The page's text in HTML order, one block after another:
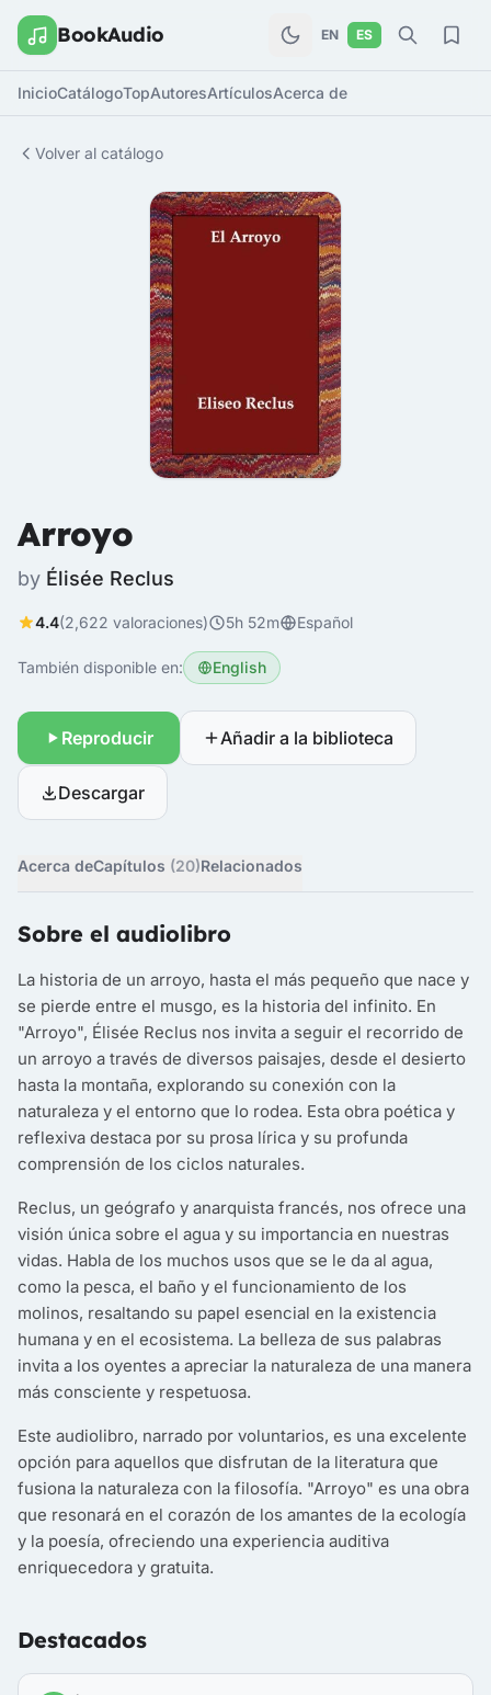
BookAudio EN ES
InicioCatálogoTopAutoresArtículosAcerca de
Volver al catálogo
Arroyo
by Élisée Reclus
4.4(2,622 valoraciones) 5h 52m Español
También disponible en: English
Reproducir Añadir a la biblioteca
Descargar
Acerca deCapítulos (20)Relacionados
Sobre el audiolibro
La historia de un arroyo, hasta el más pequeño que nace y
se pierde entre el musgo, es la historia del infinito. En
"Arroyo", Élisée Reclus nos invita a seguir el recorrido de
un arroyo a través de diversos paisajes, desde el desierto
hasta la montaña, explorando su conexión con la
naturaleza y el entorno que lo rodea. Esta obra poética y
reflexiva destaca por su prosa lírica y su profunda
comprensión de los ciclos naturales.
Reclus, un geógrafo y anarquista francés, nos ofrece una
visión única sobre el agua y su importancia en nuestras
vidas. Habla de los muchos usos que se le da al agua,
como la pesca, el baño y el funcionamiento de los
molinos, resaltando su papel esencial en la existencia
humana y en el ecosistema. La belleza de sus palabras
invita a los oyentes a apreciar la naturaleza de una manera
más consciente y respetuosa.
Este audiolibro, narrado por voluntarios, es una excelente
opción para aquellos que disfrutan de la literatura que
fusiona la naturaleza con la filosofía. "Arroyo" es una obra
que resonará en el corazón de los amantes de la ecología
y la poesía, ofreciendo una experiencia auditiva
enriquecedora y gratuita.
Destacados